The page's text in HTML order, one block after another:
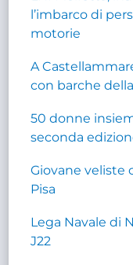
l’imbarco di
motorie
A
con barche
50 donne
seconda
Giovane veliste
Pisa
Lega Navale di
J22